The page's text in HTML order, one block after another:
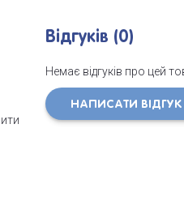
Відгуків (0)
Немає відгуків про цей
НАПИСАТИ ВІДГУК